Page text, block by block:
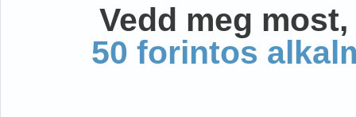
Vedd meg
50 forintos